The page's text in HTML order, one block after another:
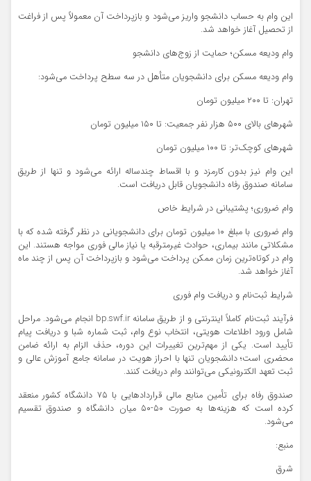
این وام به حساب دانشجو واریز می‌شود و بازپرداخت آن معمولاً پس از فراغت
از تحصیل آغاز خواهد شد.
وام ودیعه مسکن؛ حمایت از زوج‌های دانشجو
وام ودیعه مسکن برای دانشجویان متأهل در سه سطح پرداخت می‌شود:
تهران: تا ۲۰۰ میلیون تومان
شهرهای بالای ۵۰۰ هزار نفر جمعیت: تا ۱۵۰ میلیون تومان
شهرهای کوچک‌تر: تا ۱۰۰ میلیون تومان
این وام نیز بدون کارمزد و با اقساط چندساله ارائه می‌شود و تنها از طریق
سامانه صندوق رفاه دانشجویان قابل دریافت است.
وام ضروری؛ پشتیبانی در شرایط خاص
وام ضروری با مبلغ ۱۰ میلیون تومان برای دانشجویانی در نظر گرفته شده که با
مشکلاتی مانند بیماری، حوادث غیرمترقبه یا نیاز مالی فوری مواجه هستند. این
وام در کوتاه‌ترین زمان ممکن پرداخت می‌شود و بازپرداخت آن پس از چند ماه
آغاز خواهد شد.
شرایط ثبت‌نام و دریافت وام فوری
فرآیند ثبت‌نام کاملاً اینترنتی و از طریق سامانه bp.swf.ir انجام می‌شود. مراحل
شامل ورود اطلاعات هویتی، انتخاب نوع وام، ثبت شماره شبا و دریافت پیام
تأیید است. یکی از مهم‌ترین تغییرات این دوره، حذف الزام به ارائه ضامن
محضری است؛ دانشجویان تنها با احراز هویت در سامانه جامع آموزش عالی و
ثبت تعهد الکترونیکی می‌توانند وام دریافت کنند.
صندوق رفاه برای تأمین منابع مالی قراردادهایی با ۷۵ دانشگاه کشور منعقد
کرده است که هزینه‌ها به صورت ۵۰-۵۰ میان دانشگاه و صندوق تقسیم
می‌شود.
منبع:
شرق